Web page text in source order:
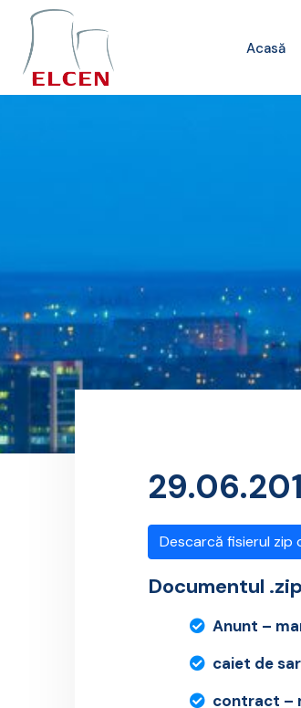
Acasă
Descarcă fisierul
Documentul
Anunt –
caiet de
contract –